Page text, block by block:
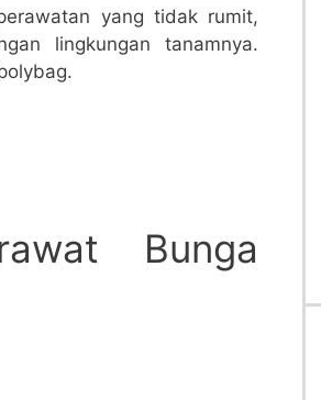
yang tidak rumit,
lingkungan tanamnya.
Bunga